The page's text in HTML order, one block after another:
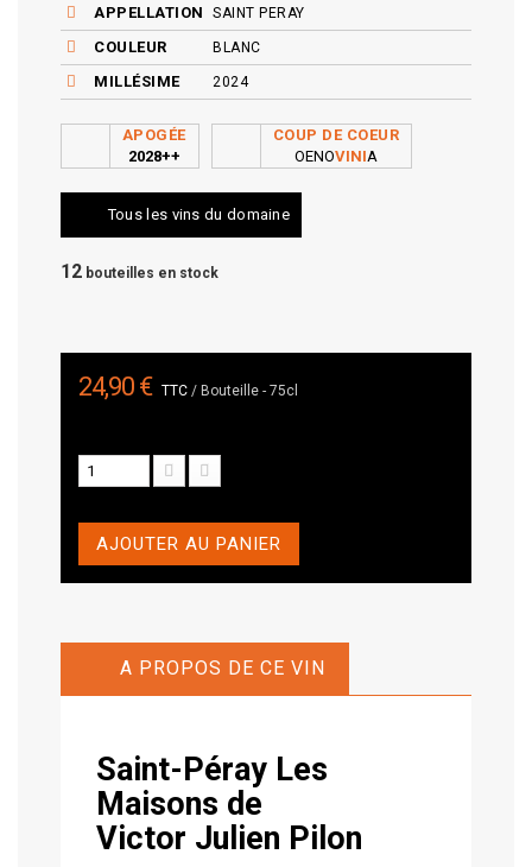
APPELLATION SAINT PERAY
COULEUR BLANC
MILLÉSIME 2024
APOGÉE
2028++
COUP DE COEUR
OENOVINIA
Tous les vins du domaine
12 bouteilles en stock
24,90 € TTC/ Bouteille - 75cl
AJOUTER AU PANIER
A PROPOS DE CE VIN
Saint-Péray Les
Maisons de
Victor Julien Pilon